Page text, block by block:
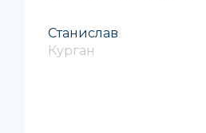
Станислав
Курган